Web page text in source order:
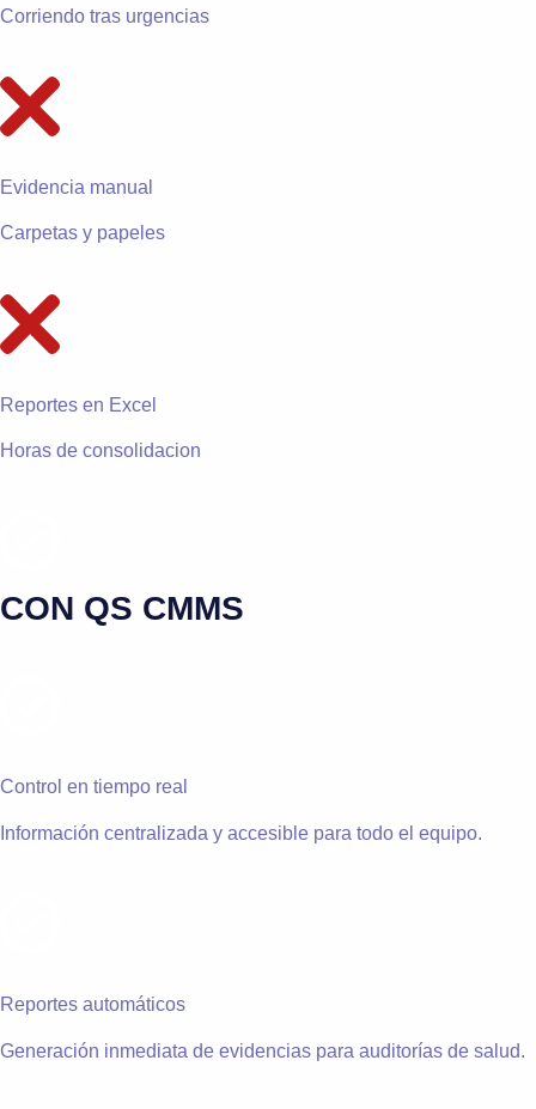
Corriendo tras urgencias
Evidencia manual
Carpetas y papeles
Reportes en Excel
Horas de consolidacion
CON QS CMMS
Control en tiempo real
Información centralizada y accesible para todo el equipo.
Reportes automáticos
Generación inmediata de evidencias para auditorías de salud.